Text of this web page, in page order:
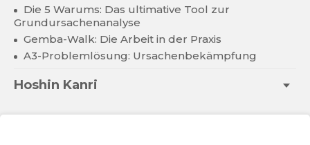
Die 5 Warums: Das ultimative Tool zur
Grundursachenanalyse
Gemba-Walk: Die Arbeit in der Praxis
A3-Problemlösung: Ursachenbekämpfung
Hoshin Kanri